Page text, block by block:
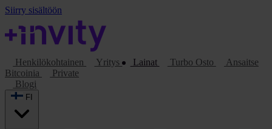
Siirry sisältöön
Henkilökohtainen Yritys Lainat Turbo Osto
Ansaitse
Bitcoinia
Private
Blogi